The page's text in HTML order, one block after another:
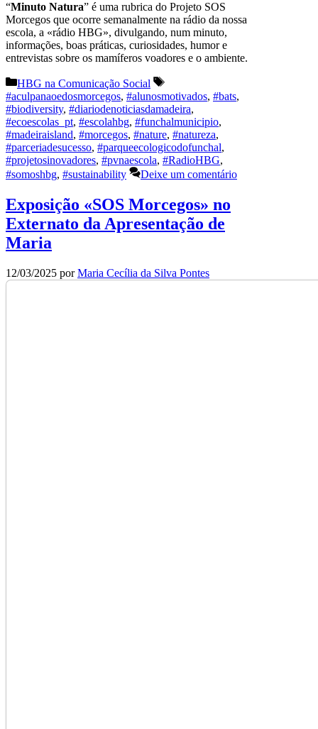
“Minuto Natura” é uma rubrica do Projeto SOS
Morcegos que ocorre semanalmente na rádio da nossa
escola, a «rádio HBG», divulgando, num minuto,
informações, boas práticas, curiosidades, humor e
entrevistas sobre os mamíferos voadores e o ambiente.
Categorias
HBG na Comunicação Social
Etiquetas
#aculpanaoedosmorcegos, #alunosmotivados, #bats,
#biodiversity, #diariodenoticiasdamadeira,
#ecoescolas_pt, #escolahbg, #funchalmunicipio,
#madeiraisland, #morcegos, #nature, #natureza,
#parceriadesucesso, #parqueecologicodofunchal,
#projetosinovadores, #pvnaescola, #RadioHBG,
#somoshbg, #sustainability Deixe um comentário
Exposição «SOS Morcegos» no
Externato da Apresentação de
Maria
12/03/2025 porMaria Cecília da Silva Pontes